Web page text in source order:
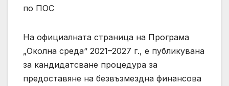
На официалната страница на Програма
„Околна среда“ 2021–2027 г., е публикувана
за кандидатсване процедура за
предоставяне на безвъзмездна финансова